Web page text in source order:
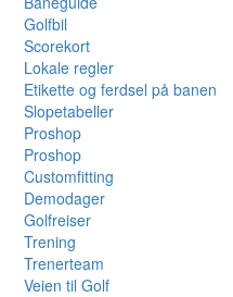
Golfbil
Scorekort
Lokale regler
Etikette og ferdsel på banen
Slopetabeller
Proshop
Proshop
Customfitting
Demodager
Golfreiser
Trening
Trenerteam
Veien til Golf